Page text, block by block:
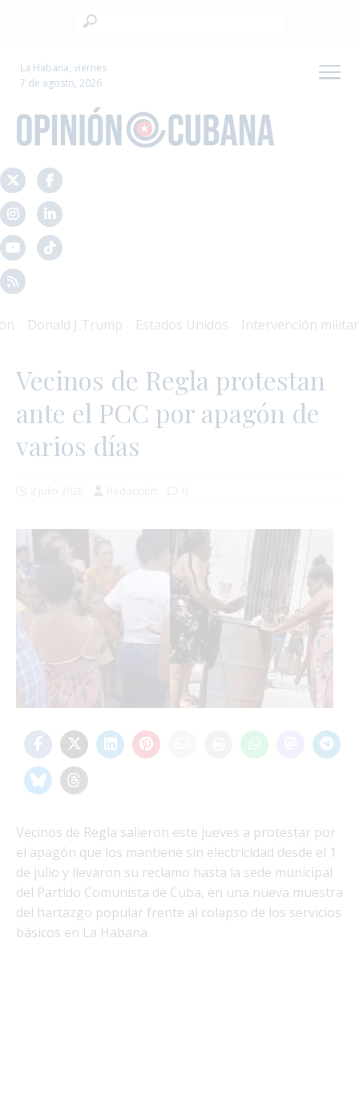
La Habana, viernes
7 de agosto, 2026
Donald J Trump Estados Unidos Intervención militar
Vecinos de Regla protestan
ante el PCC por apagón de
varios días
Vecinos de Regla salieron este jueves a protestar por
el apagón que los mantiene sin electricidad desde el 1
de julio y llevaron su reclamo hasta la sede municipal
del Partido Comunista de Cuba, en una nueva muestra
del hartazgo popular frente al colapso de los servicios
básicos en La Habana.